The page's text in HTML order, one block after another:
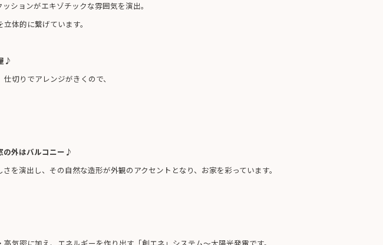
ションがエキゾチックな雰囲気を演出。
体的に繋げています。
♪
切りでアレンジがきくので、
の外はバルコニー♪
を演出し、その自然な造形が外観のアクセントとなり、お家を彩っています。
気密に加え、エネルギーを作り出す「創エネ」システム～太陽光発電です。